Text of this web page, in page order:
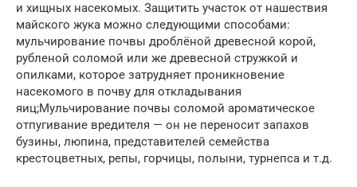
и хищных насекомых. Защитить участок от нашествия
майского жука можно следующими способами:
мульчирование почвы дроблёной древесной корой,
рубленой соломой или же древесной стружкой и
опилками, которое затрудняет проникновение
насекомого в почву для откладывания
яиц;Мульчирование почвы соломой ароматическое
отпугивание вредителя — он не переносит запахов
бузины, люпина, представителей семейства
крестоцветных, репы, горчицы, полыни, турнепса и т.д.